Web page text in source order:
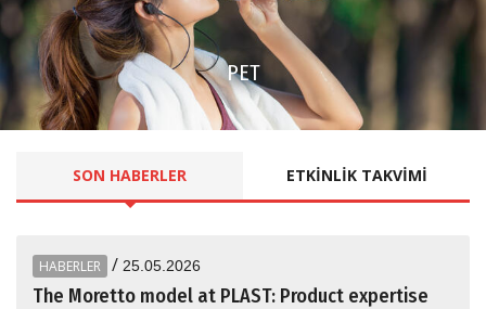
PET
SON HABERLER ETKINLIKTAKVIMI
HABERLER / 25.05.2026
The Moretto model at PLAST: Product expertise